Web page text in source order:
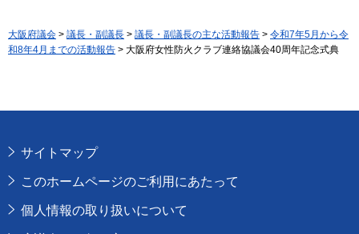
大阪府議会 > 議長・副議長 > 議長・副議長の主な活動報告 > 令和7年5月から令
和8年4月までの活動報告 > 大阪府女性防火クラブ連絡協議会40周年記念式典
サイトマップ
このホームページのご利用にあたって
個人情報の取り扱いについて